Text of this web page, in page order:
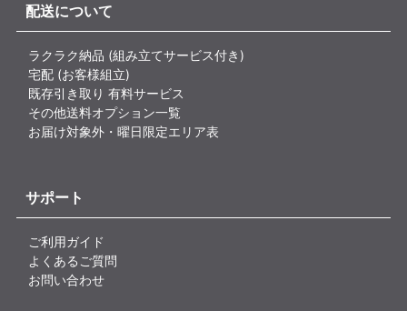
配送について
ラクラク納品 (組み立てサービス付き)
宅配 (お客様組立)
既存引き取り 有料サービス
その他送料オプション一覧
お届け対象外・曜日限定エリア表
サポート
ご利用ガイド
よくあるご質問
お問い合わせ